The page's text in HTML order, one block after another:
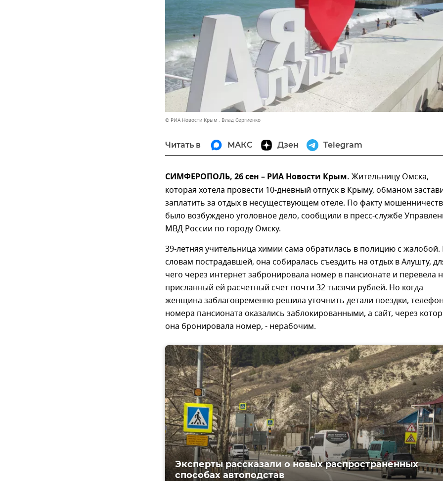
© РИА Новости Крым . Влад Сергиенко
Читать в МАКС Дзен Telegram
СИМФЕРОПОЛЬ, 26 сен – РИА Новости Крым. Жительницу Омска,
которая хотела провести 10-дневный отпуск в Крыму, обманом
заплатить за отдых в несуществующем отеле. По факту
было возбуждено уголовное дело, сообщили в пресс-службе
МВД России по городу Омску.
39-летняя учительница химии сама обратилась в полицию с жалобой.
словам пострадавшей, она собиралась съездить на отдых в Алушту,
чего через интернет забронировала номер в пансионате и перевела
присланный ей расчетный счет почти 32 тысячи рублей. Но когда
женщина заблаговременно решила уточнить детали поездки,
номера пансионата оказались заблокированными, а сайт, через
она бронировала номер, - нерабочим.
Эксперты рассказали о новых распространенных
способах автоподстав